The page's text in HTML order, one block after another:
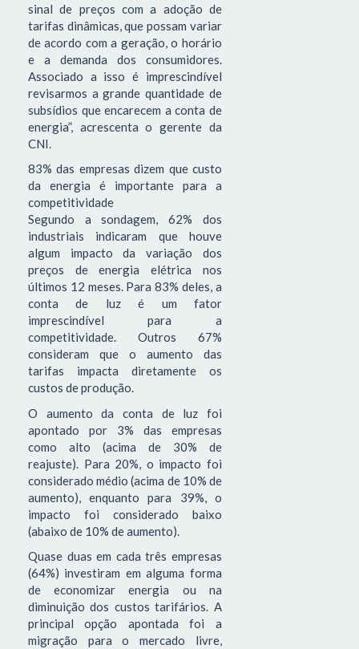
sinal de preços com a adoção de
tarifas dinâmicas, que possam variar
de acordo com a geração, o horário
e a demanda dos consumidores.
Associado a isso é imprescindível
revisarmos a grande quantidade de
subsídios que encarecem a conta de
energia”, acrescenta o gerente da
CNI.
83% das empresas dizem que custo
da energia é importante para a
competitividade
Segundo a sondagem, 62% dos
industriais indicaram que houve
algum impacto da variação dos
preços de energia elétrica nos
últimos 12 meses. Para 83% deles, a
conta de luz é um fator
imprescindível para a
competitividade. Outros 67%
consideram que o aumento das
tarifas impacta diretamente os
custos de produção.
O aumento da conta de luz foi
apontado por 3% das empresas
como alto (acima de 30% de
reajuste). Para 20%, o impacto foi
considerado médio (acima de 10% de
aumento), enquanto para 39%, o
impacto foi considerado baixo
(abaixo de 10% de aumento).
Quase duas em cada três empresas
(64%) investiram em alguma forma
de economizar energia ou na
diminuição dos custos tarifários. A
principal opção apontada foi a
migração para o mercado livre,